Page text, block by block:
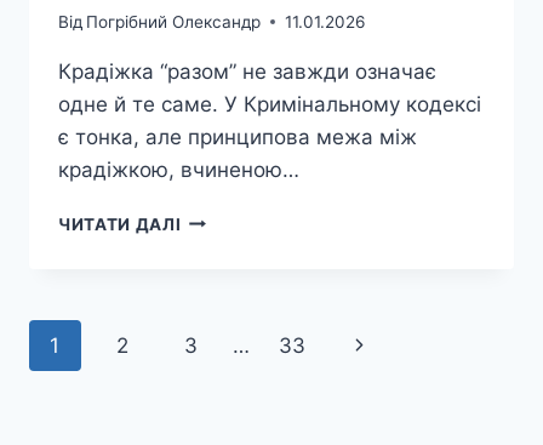
Від Погрібний Олександр 11.01.2026
Крадіжка “разом” не завжди означає
одне й те саме. У Кримінальному кодексі
є тонка, але принципова межа між
крадіжкою, вчиненою…
ЧИТАТИ ДАЛІ РІЗНИЦЯ
ТА
Навігація
1 2 3 … 33
Наступна